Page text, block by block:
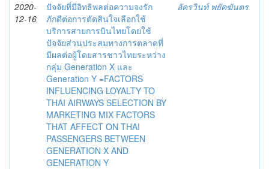
2020-
12-16
ปัจจัยที่มีอิทธิพลต่อความจงรัก
ภักดีต่อการตัดสินใจเลือกใช้
บริการสายการบินไทยโดยใช้
ปัจจัยส่วนประสมทางการตลาดที่
มีผลต่อผู้โดยสารชาวไทยระหว่าง
กลุ่ม Generation X และ
Generation Y =FACTORS
INFLUENCING LOYALTY TO
THAI AIRWAYS SELECTION BY
MARKETING MIX FACTORS
THAT AFFECT ON THAI
PASSENGERS BETWEEN
GENERATION X AND
GENERATION Y
อัครวินท์ พยัคฆันตร